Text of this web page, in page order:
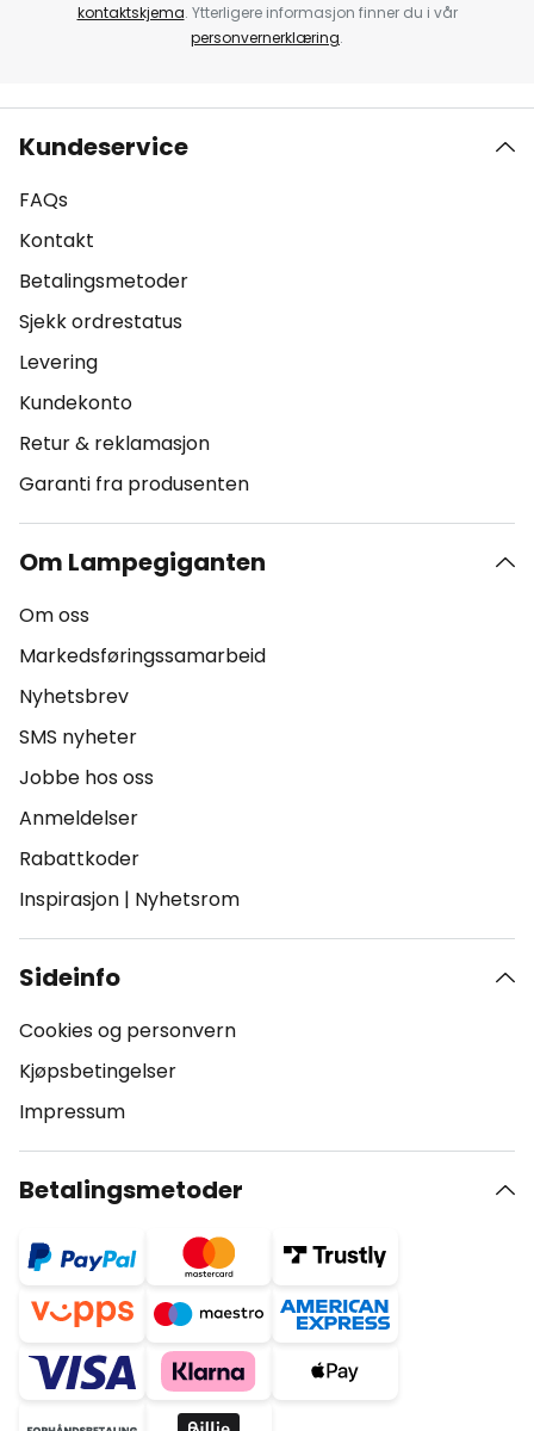
kontaktskjema. Ytterligere informasjon finner du i vår
personvernerklæring.
Kundeservice
FAQs
Kontakt
Betalingsmetoder
Sjekk ordrestatus
Levering
Kundekonto
Retur & reklamasjon
Garanti fra produsenten
Om Lampegiganten
Om oss
Markedsføringssamarbeid
Nyhetsbrev
SMS nyheter
Jobbe hos oss
Anmeldelser
Rabattkoder
Inspirasjon | Nyhetsrom
Sideinfo
Cookies og personvern
Kjøpsbetingelser
Impressum
Betalingsmetoder